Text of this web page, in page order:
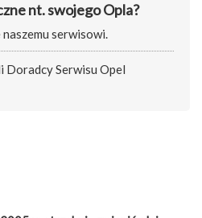
nt. swojego Opla?
serwisowi.
Doradcy Serwisu Opel